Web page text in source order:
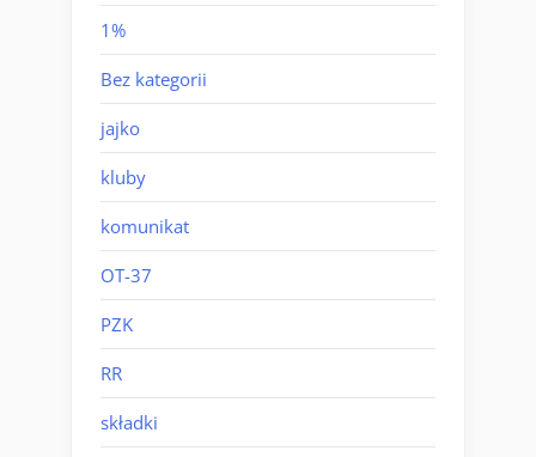
1%
Bez kategorii
jajko
kluby
komunikat
OT-37
PZK
RR
składki